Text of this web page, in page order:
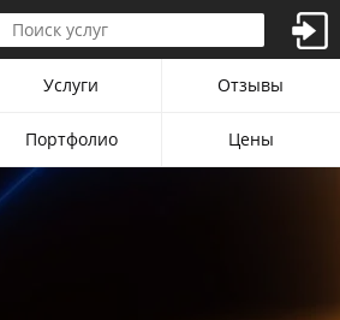
Услуги Отзывы
Портфолио Цены